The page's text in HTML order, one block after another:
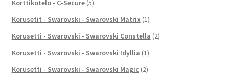
Korttikotelo - C-Secure (5)
Korusetit - Swarovski - Swarovski Matrix (1)
Korusetti - Swarovski - Swarovski Constella (2)
Korusetti - Swarovski - Swarovski Idyllia (1)
Korusetti - Swarovski - Swarovski Magic (2)